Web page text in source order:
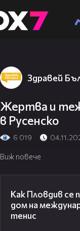
Здравей
Жертва и
в Русенско
6 019
Виж повече
Как Пловдив се
дом на
тенис